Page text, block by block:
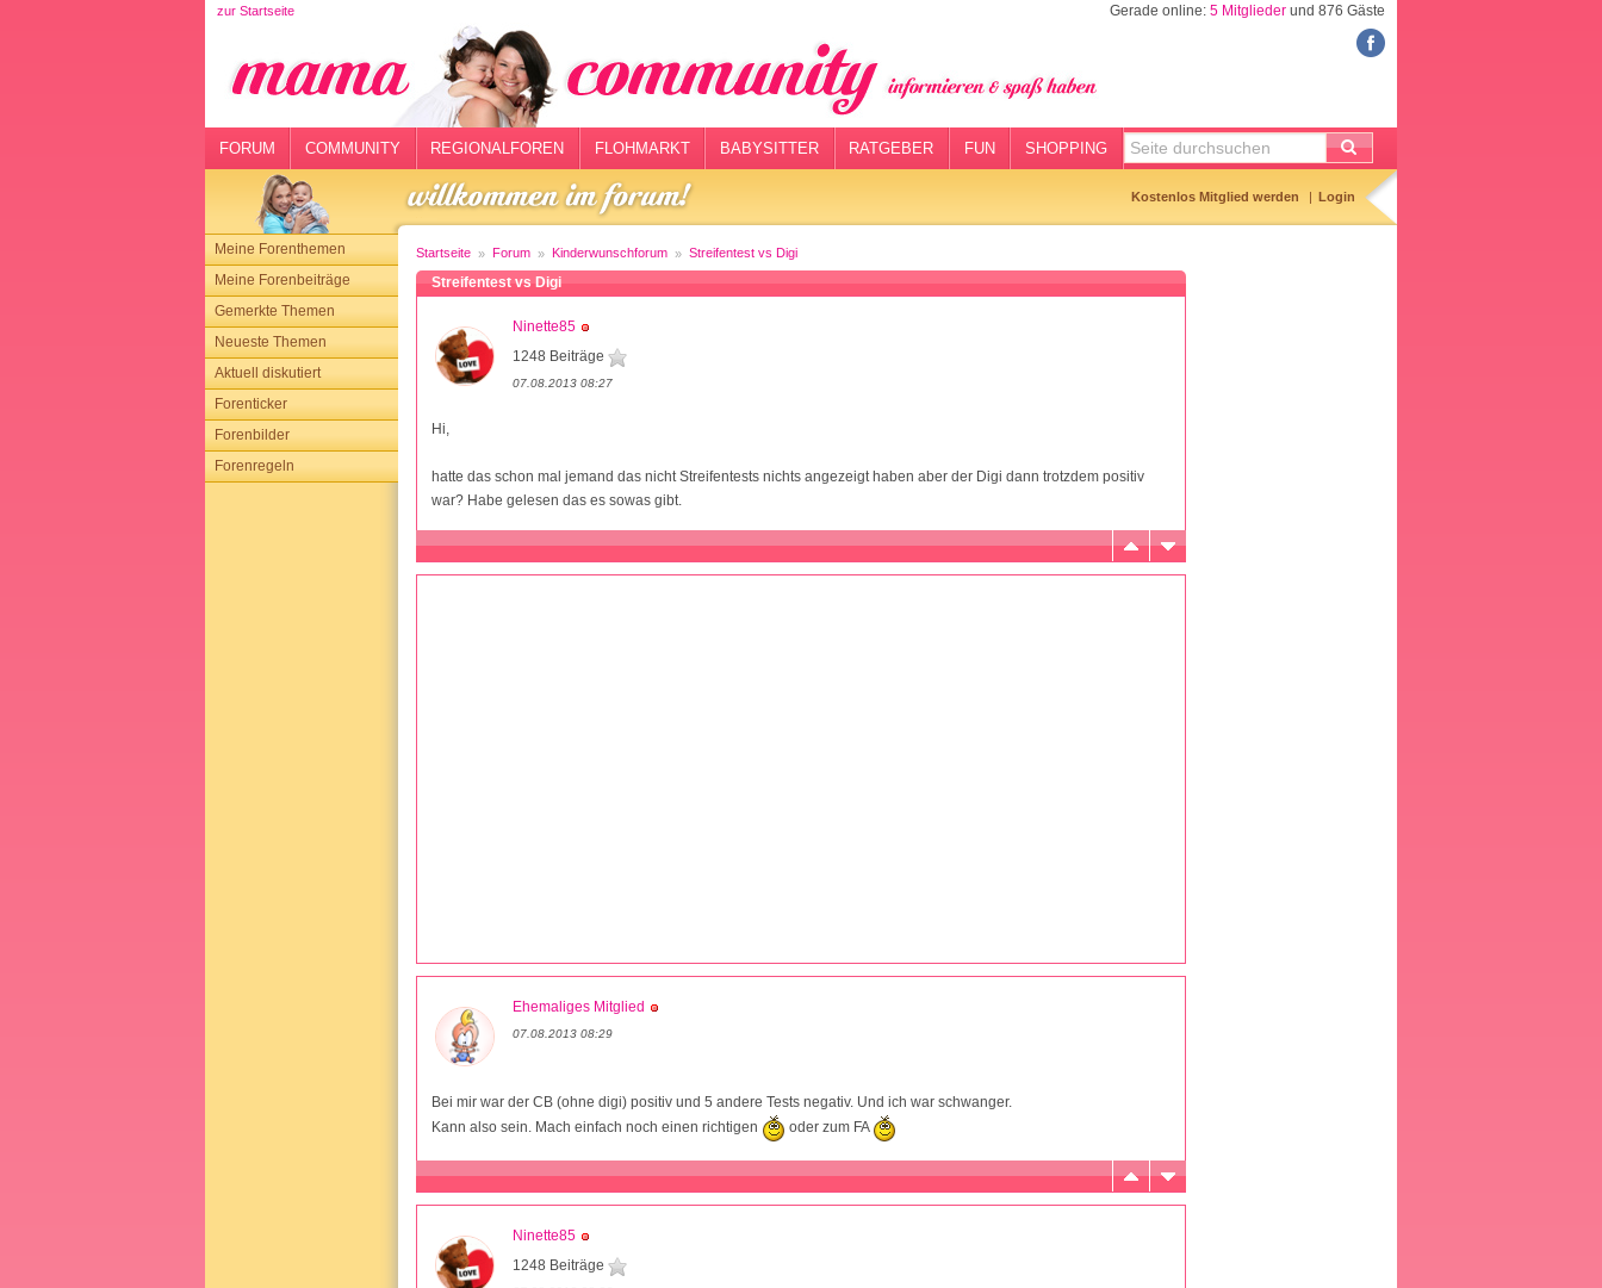
zur Startseite Gerade online: 5 Mitglieder und 876 Gäste
FORUM COMMUNITY REGIONALFOREN FLOHMARKT BABYSITTER RATGEBER FUN SHOPPING
Kostenlos Mitglied werden Login
Meine Forenthemen
Meine Forenbeiträge
Gemerkte Themen
Neueste Themen
Aktuell diskutiert
Forenticker
Forenbilder
Forenregeln
Startseite Forum Kinderwunschforum Streifentest vs Digi
Streifentest vs Digi
Ninette85
1248 Beiträge
07.08.2013 08:27
Hi,
hatte das schon mal jemand das nicht Streifentests nichts angezeigt haben aber der Digi dann trotzdem positiv
war? Habe gelesen das es sowas gibt.
Ehemaliges Mitglied
07.08.2013 08:29
Bei mir war der CB (ohne digi) positiv und 5 andere Tests negativ. Und ich war schwanger.
Kann also sein. Mach einfach noch einen richtigen
oder zum FA
Ninette85
1248 Beiträge